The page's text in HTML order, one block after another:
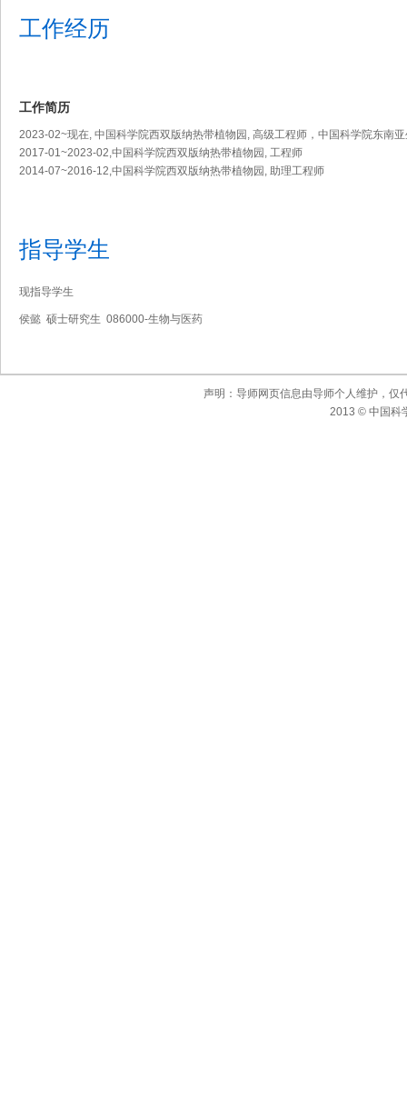
工作经历
工作简历
2023-02~现在, 中国科学院西双版纳热带植物园, 高级工程师，中国科学院东南
2017-01~2023-02,中国科学院西双版纳热带植物园, 工程师
2014-07~2016-12,中国科学院西双版纳热带植物园, 助理工程师
指导学生
现指导学生
侯懿 硕士研究生 086000-生物与医药
声明：导师网页信息由导师个人维护，仅
2013 © 中国科